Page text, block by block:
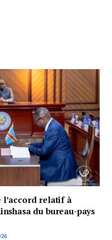
l’accord relatif à
du bureau-pays